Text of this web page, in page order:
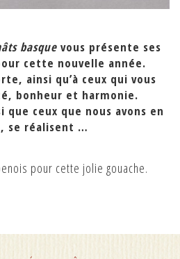
basquevous présente ses
cette nouvelle année.
ainsi qu’à ceux qui vous
bonheur et harmonie.
que ceux que nous avons en
se réalisent …
pour cette jolie gouache.